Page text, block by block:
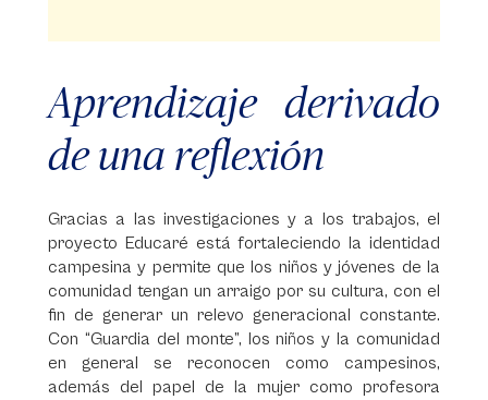
Aprendizaje derivado
de una reflexión
Gracias a las investigaciones y a los trabajos, el
proyecto Educaré está fortaleciendo la identidad
campesina y permite que los niños y jóvenes de la
comunidad tengan un arraigo por su cultura, con el
fin de generar un relevo generacional constante.
Con “Guardia del monte”, los niños y la comunidad
en general se reconocen como campesinos,
además del papel de la mujer como profesora